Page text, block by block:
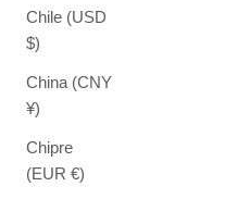
Chile (USD
$)
China (CNY
¥)
Chipre
(EUR €)